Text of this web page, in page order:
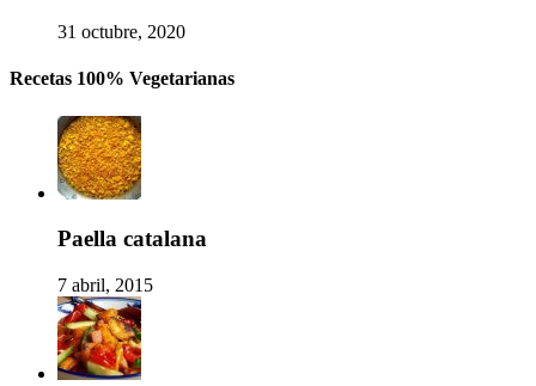
31 octubre, 2020
Recetas 100% Vegetarianas
Paella catalana
7 abril, 2015